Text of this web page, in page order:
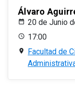
Álvaro
20 de Junio
17:00
Facultad de